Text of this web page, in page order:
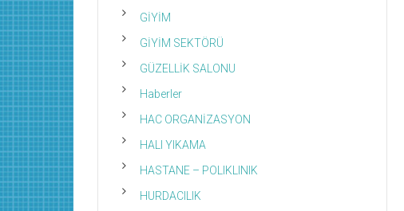
GİYİM
GİYİM SEKTÖRÜ
GÜZELLİK SALONU
Haberler
HAC ORGANİZASYON
HALI YIKAMA
HASTANE – POLIKLINIK
HURDACILIK